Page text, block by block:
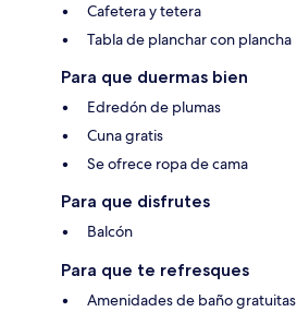
Cafetera y tetera
Tabla de planchar con plancha
Para que duermas bien
Edredón de plumas
Cuna gratis
Se ofrece ropa de cama
Para que disfrutes
Balcón
Para que te refresques
Amenidades de baño gratuitas